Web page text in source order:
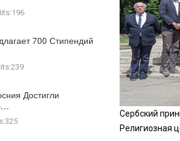
Сербский
Религиозная
700 Стипендий
Достигли